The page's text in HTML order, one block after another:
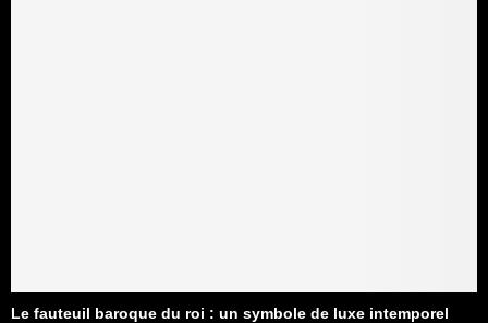
Le fauteuil baroque du roi : un symbole de luxe intemporel